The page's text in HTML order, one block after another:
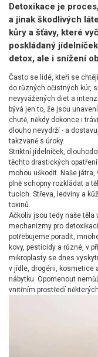
Detoxikace je
a jinak škodlivých
kůry a šťávy, které
poskládaný
detox, ale i snížení
Často se lidé, kteří se
do různých očistných kúr,
nevyvážených diet a
bývá jen to, že jsou
chutě, někdy dokonce i
dlouho nevydrží - a
takzvaně s úroky.
Striktní jídelníček,
těchto drastických
mohou uškodit. Naše
plně schopny rozkládat a
tucích. Střeva, ledviny a
toxinů.
Ačkoliv jsou tedy naše těla
mechanizmy pro
potřebujeme poradit,
kovy, pesticidy a různé, v
mikroplasty se dnes
v jídle, drogérii, kosmetice
nábytku. Opomenout
vnitřním prostředí